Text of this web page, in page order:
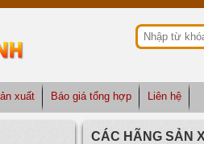
xuất Báo giá tổng hợp Liên hệ
CÁC HÃNG SẢN